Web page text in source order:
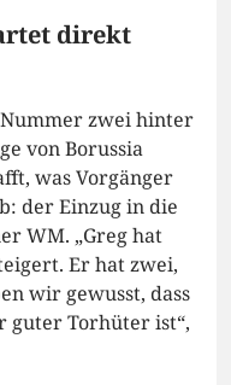
direkt
zwei hinter
von Borussia
was Vorgänger
der Einzug in die
WM. „Greg hat
Er hat zwei,
wir gewusst, dass
guter Torhüter ist“,